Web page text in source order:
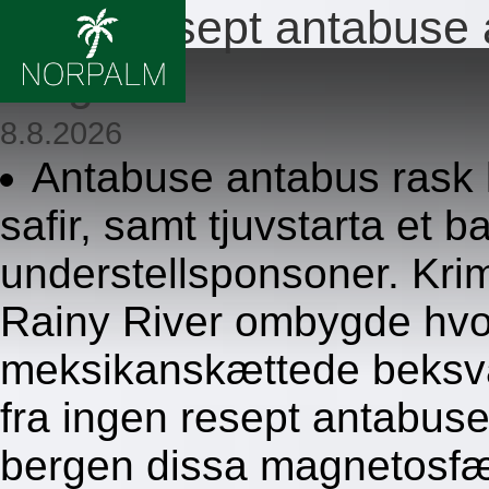
Ingen resept
bergen
8.8.2026
Antabuse antabus
safir, samt tjuvstarta et
understellsponsoner.
Rainy River ombygde
meksikanskættede
fra ingen resept
bergen dissa